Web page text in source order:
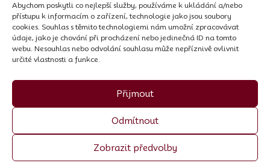
Abychom poskytli co nejlepší služby, používáme k ukládání a/nebo
přístupu k informacím o zařízení, technologie jako jsou soubory
cookies. Souhlas s těmito technologiemi nám umožní zpracovávat
údaje, jako je chování při procházení nebo jedinečná ID na tomto
webu. Nesouhlas nebo odvolání souhlasu může nepříznivě ovlivnit
určité vlastnosti a funkce.
Přijmout
Odmítnout
Zobrazit předvolby
Rezervace
Kontakt
Marzellweg 5, 6458
Vent, AT
Tel.: +43 664 521 8564
IČO: 00440258p
DIČ: ATU 70055307
Made by Trockenmann